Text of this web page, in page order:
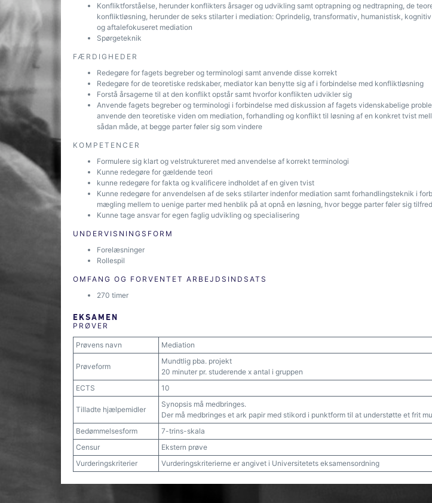
Konfliktforståelse, herunder konflikters årsager og udvikling samt optrapning og nedtrapning, de
konfliktløsning, herunder de seks stilarter i mediation: Oprindelig, transformativ, humanistisk,
og aftalefokuseret mediation
Spørgeteknik
FÆRDIGHEDER
Redegøre for fagets begreber og terminologi samt anvende disse korrekt
Redegøre for de teoretiske redskaber, mediator kan benytte sig af i forbindelse med konfliktløsning
Forstå årsagerne til at den konflikt opstår samt hvorfor konflikten udvikler sig
Anvende fagets begreber og terminologi i forbindelse med diskussion af fagets videnskabelige
anvende den teoretiske viden om mediation, forhandling og konflikt til løsning af en konkret tvist
sådan måde, at begge parter føler sig som vindere
KOMPETENCER
Formulere sig klart og velstruktureret med anvendelse af korrekt terminologi
Kunne redegøre for gældende teori
kunne redegøre for fakta og kvalificere indholdet af en given tvist
Kunne redegøre for anvendelsen af de seks stilarter indenfor mediation samt forhandlingsteknik i
mægling mellem to uenige parter med henblik på at opnå en løsning, hvor begge parter føler sig
Kunne tage ansvar for egen faglig udvikling og specialisering
UNDERVISNINGSFORM
Forelæsninger
Rollespil
OMFANG OG FORVENTET ARBEJDSINDSATS
270 timer
EKSAMEN
PRØVER
Prøvens navn Mediation
Prøveform
Mundtlig pba. projekt
20 minuter pr. studerende x antal i gruppen
ECTS
10
Tilladte hjælpemidler
Synopsis må medbringes.
Der må medbringes et ark papir med stikord i punktform til at understøtte et frit
Bedømmelsesform
7-trins-skala
Censur
Ekstern prøve
Vurderingskriterier
Vurderingskriterierne er angivet i Universitetets eksamensordning